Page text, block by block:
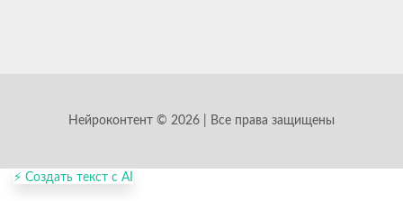
Нейроконтент © 2026 | Все права защищены
⚡ Создать текст с AI